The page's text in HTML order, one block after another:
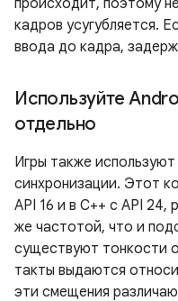
происходит, поэтому
кадров усугубляется.
ввода до кадра,
Используйте
отдельно
Игры также
синхронизации. Этот
API 16 и в C++ с API 24,
же частотой, что и
существуют тонкости
такты выдаются
эти смещения